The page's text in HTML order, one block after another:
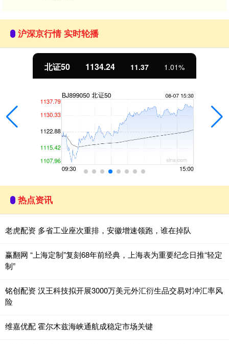
沪深京行情 实时轮播
北证50 1134.24 11.37 1.01%
热点资讯
老虎配资 多省工业座次重排，安徽增速领跑，谁在掉队
赢翻网 “上海定制”复刻68年前经典，上海表为重要纪念日推“轻定
制”
铭创配资 汉王科技拟开展3000万美元外汇衍生品交易对冲汇率风
险
维嘉优配 霍尔木兹海峡通航成稳定市场关键